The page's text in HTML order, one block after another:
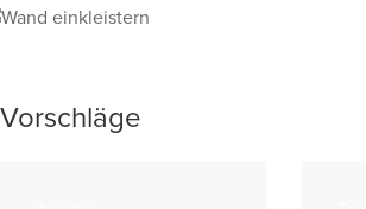
Vorschläge